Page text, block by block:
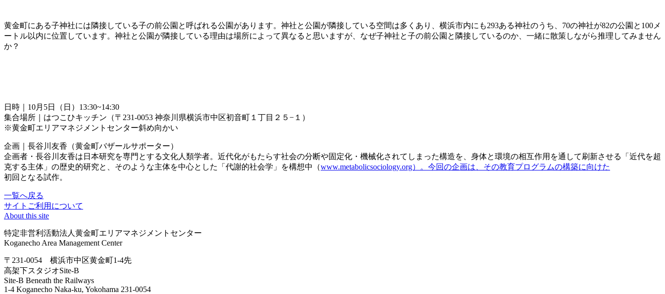
黄金町にある子神社には隣接している子の前公園と呼ばれる公園があります。神社と公園が隣接している空間は多くあり、横浜市内にも293ある神社のうち、70の神社が82の公園と100メ
ートル以内に位置しています。神社と公園が隣接している理由は場所によって異なると思いますが、なぜ子神社と子の前公園と隣接しているのか、一緒に散策しながら推理してみません
か？
日時｜10月5日（日）13:30~14:30
集合場所｜はつこひキッチン（〒231-0053 神奈川県横浜市中区初音町１丁目２５−１）
※黄金町エリアマネジメントセンター斜め向かい
企画｜長谷川友香（黄金町バザールサポーター）
企画者・長谷川友香は日本研究を専門とする文化人類学者。近代化がもたらす社会の分断や固定化・機械化されてしまった構造を、身体と環境の相互作用を通して刷新させる「近代を超
克する主体」の歴史的研究と、そのような主体を中心とした「代謝的社会学」を構想中（www.metabolicsociology.org）。今回の企画は、その教育プログラムの構築に向けた
初回となる試作。
一覧へ戻る
サイトご利用について
About this site
特定非営利活動法人黄金町エリアマネジメントセンター
Koganecho Area Management Center
〒231-0054 横浜市中区黄金町1-4先
高架下スタジオSite-B
Site-B Beneath the Railways
1-4 Koganecho Naka-ku, Yokohama 231-0054